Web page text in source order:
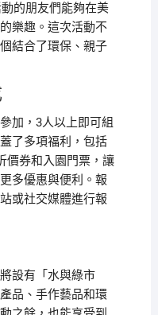
的朋友們能夠在美
樂趣。這次活動不
結合了環保、親子
加，3人以上即可組
了多項福利，包括
價券和入園門票，讓
多優惠與便利。報
或社交媒體進行報
設有「水與綠市
品、手作藝品和環